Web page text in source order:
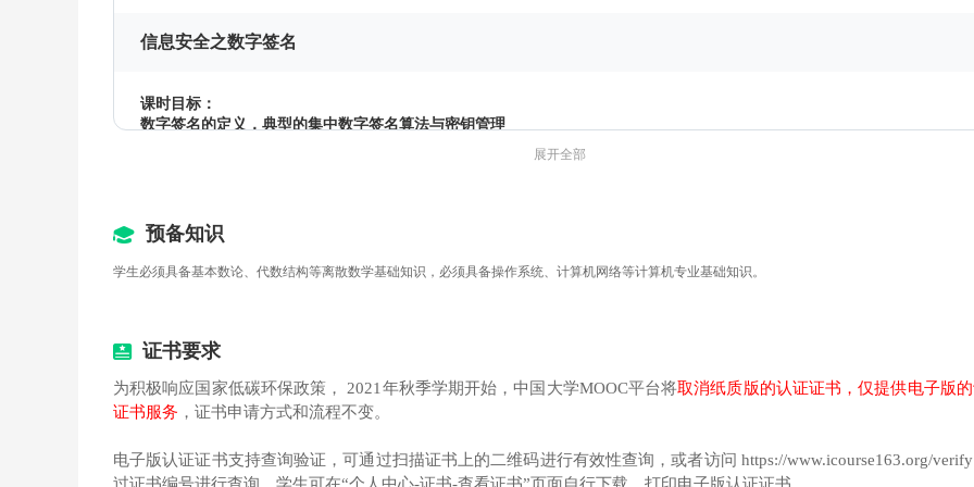
信息安全之数字签名
课时目标：
数字签名的定义，典型的集中数字签名算法与密钥管理
3.5 数字签名算法与密钥管理（2）
计算机病毒（一）
课时目标：
计算机病毒的概述、发展历史以及如何检测与清除、防范方法
展开全部
预备知识
学生必须具备基本数论、代数结构等离散数学基础知识，必须具备操作系统、计算机网络等计算机专业基础知识。
证书要求
为积极响应国家低碳环保政策， 2021年秋季学期开始，中国大学MOOC平台将取消纸质版的认证证书，仅提供电子版
证书服务 ，证书申请方式和流程不变。
电子版认证证书支持查询验证，可通过扫描证书上的二维码进行有效性查询，或者访问 https://www.icourse163.org/
过证书编号进行查询。学生可在“个人中心-证书-查看证书”页面自行下载、打印电子版认证证书。